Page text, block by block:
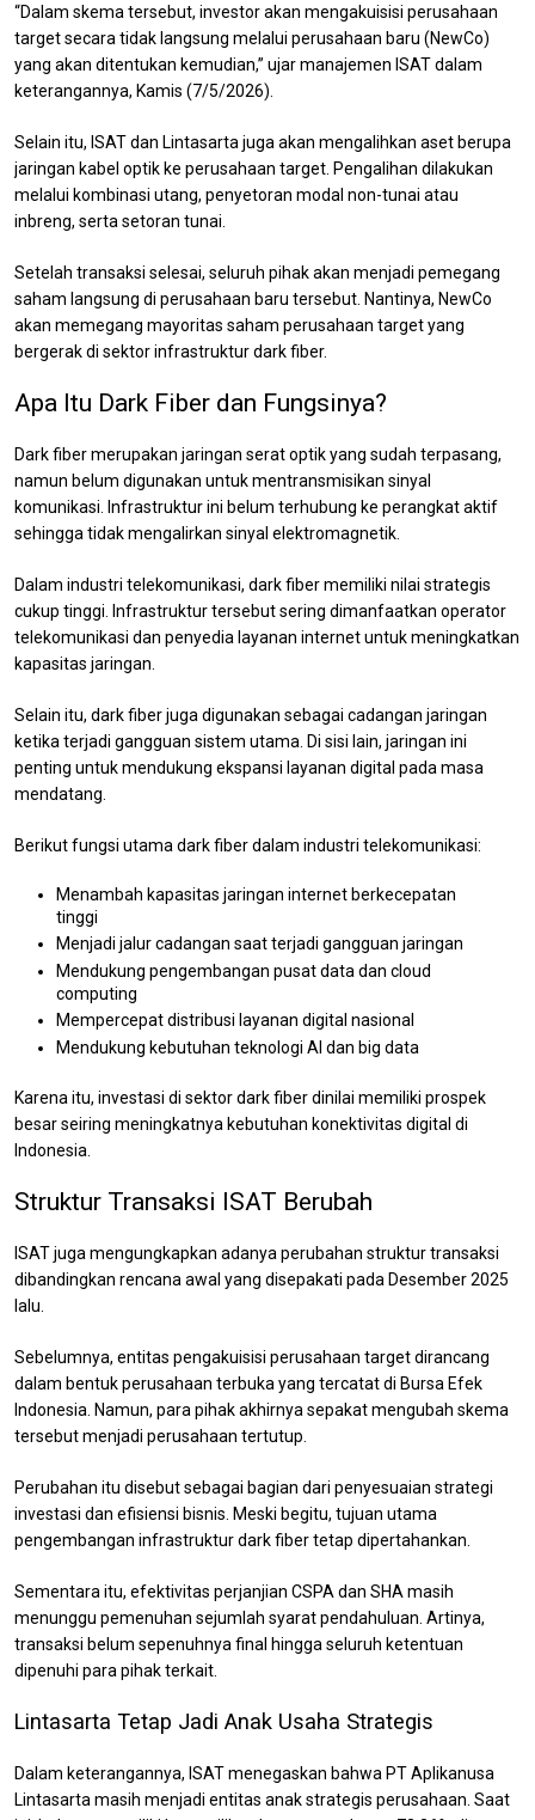
“Dalam skema tersebut, investor akan mengakuisisi perusahaan
target secara tidak langsung melalui perusahaan baru (NewCo)
yang akan ditentukan kemudian,” ujar manajemen ISAT dalam
keterangannya, Kamis (7/5/2026).
Selain itu, ISAT dan Lintasarta juga akan mengalihkan aset berupa
jaringan kabel optik ke perusahaan target. Pengalihan dilakukan
melalui kombinasi utang, penyetoran modal non-tunai atau
inbreng, serta setoran tunai.
Setelah transaksi selesai, seluruh pihak akan menjadi pemegang
saham langsung di perusahaan baru tersebut. Nantinya, NewCo
akan memegang mayoritas saham perusahaan target yang
bergerak di sektor infrastruktur dark fiber.
Apa Itu Dark Fiber dan Fungsinya?
Dark fiber merupakan jaringan serat optik yang sudah terpasang,
namun belum digunakan untuk mentransmisikan sinyal
komunikasi. Infrastruktur ini belum terhubung ke perangkat aktif
sehingga tidak mengalirkan sinyal elektromagnetik.
Dalam industri telekomunikasi, dark fiber memiliki nilai strategis
cukup tinggi. Infrastruktur tersebut sering dimanfaatkan operator
telekomunikasi dan penyedia layanan internet untuk meningkatkan
kapasitas jaringan.
Selain itu, dark fiber juga digunakan sebagai cadangan jaringan
ketika terjadi gangguan sistem utama. Di sisi lain, jaringan ini
penting untuk mendukung ekspansi layanan digital pada masa
mendatang.
Berikut fungsi utama dark fiber dalam industri telekomunikasi:
Menambah kapasitas jaringan internet berkecepatan
tinggi
Menjadi jalur cadangan saat terjadi gangguan jaringan
Mendukung pengembangan pusat data dan cloud
computing
Mempercepat distribusi layanan digital nasional
Mendukung kebutuhan teknologi AI dan big data
Karena itu, investasi di sektor dark fiber dinilai memiliki prospek
besar seiring meningkatnya kebutuhan konektivitas digital di
Indonesia.
Struktur Transaksi ISAT Berubah
ISAT juga mengungkapkan adanya perubahan struktur transaksi
dibandingkan rencana awal yang disepakati pada Desember 2025
lalu.
Sebelumnya, entitas pengakuisisi perusahaan target dirancang
dalam bentuk perusahaan terbuka yang tercatat di Bursa Efek
Indonesia. Namun, para pihak akhirnya sepakat mengubah skema
tersebut menjadi perusahaan tertutup.
Perubahan itu disebut sebagai bagian dari penyesuaian strategi
investasi dan efisiensi bisnis. Meski begitu, tujuan utama
pengembangan infrastruktur dark fiber tetap dipertahankan.
Sementara itu, efektivitas perjanjian CSPA dan SHA masih
menunggu pemenuhan sejumlah syarat pendahuluan. Artinya,
transaksi belum sepenuhnya final hingga seluruh ketentuan
dipenuhi para pihak terkait.
Lintasarta Tetap Jadi Anak Usaha Strategis
Dalam keterangannya, ISAT menegaskan bahwa PT Aplikanusa
Lintasarta masih menjadi entitas anak strategis perusahaan. Saat